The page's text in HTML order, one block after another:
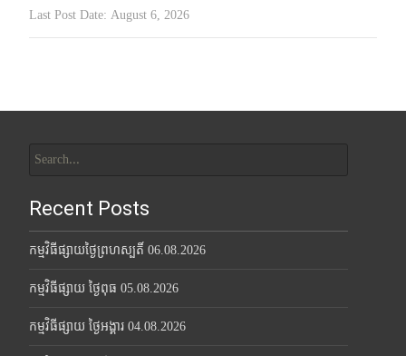
Last Post Date: August 6, 2026
for:
Recent Posts
កម្មវិធីផ្សាយថ្ងៃព្រហស្បតិ៍ 06.08.2026
កម្មវិធីផ្សាយ ថ្ងៃពុធ 05.08.2026
កម្មវិធីផ្សាយ ថ្ងៃអង្គារ 04.08.2026